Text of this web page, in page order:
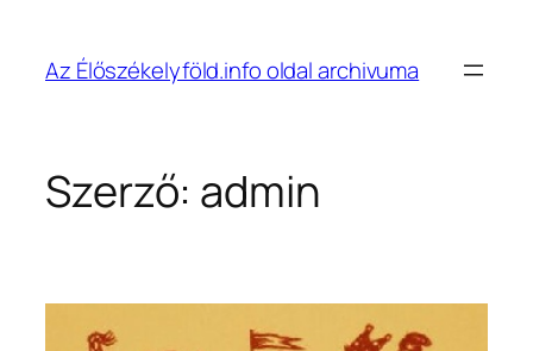
tartalomhoz
Az Élőszékelyföld.info oldal archivuma
Szerző: admin